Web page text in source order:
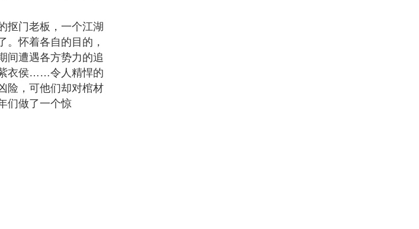
抠门老板，一个江湖
。怀着各自的目的，
间遭遇各方势力的追
衣侯……令人精悍的
险，可他们却对棺材
们做了一个惊